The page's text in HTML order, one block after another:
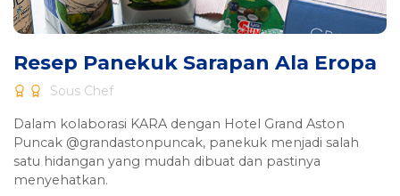
Resep Panekuk Sarapan Ala Eropa
Sous Chef
Dalam kolaborasi KARA dengan Hotel Grand Aston
Puncak @grandastonpuncak, panekuk menjadi salah
satu hidangan yang mudah dibuat dan pastinya
menyehatkan.